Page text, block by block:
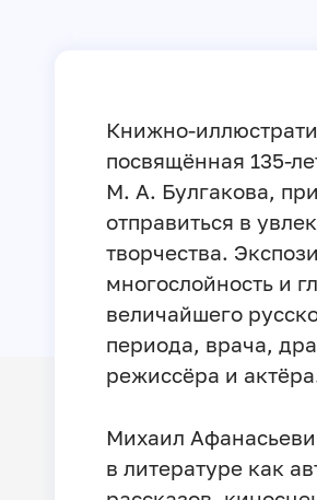
Книжно-
посвящённая 135-
М. А. Булгакова,
отправиться в
творчества.
многослойность и
величайшего
периода, врача,
режиссёра и
Михаил
в литературе как